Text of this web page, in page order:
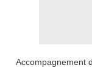
Accompagnement